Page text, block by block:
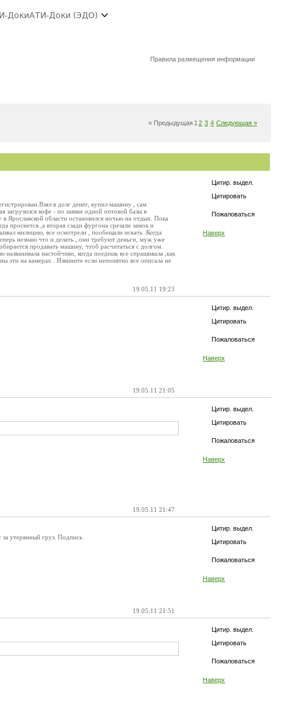
ДокиАТИ-Доки (ЭДО)
Правила размещения информации
« Предыдущая 1 2 3 4 Следующая »
Цитир. выдел.
Цитировать
Пожаловаться
Наверх
в долг денег, купил машину , сам
кофе - по заявке одной оптовой базы в
Ярославской области остановился ночью на отдых. Пока
проснется ,а вторая сзади фургона срезали замок и
милицию, все осмотрели , пообещали искать .Когда
незнаю что и делать , они требуют деньги, муж уже
продавать машину, чтоб расчитаться с долгом.
настойчиво, когда поедешь все спрашивала ,как
эти на камерах . Извините если непонятно все описала не
19.05.11 19:23
Цитир. выдел.
Цитировать
Пожаловаться
Наверх
19.05.11 21:05
Цитир. выдел.
Цитировать
Пожаловаться
Наверх
19.05.11 21:47
Цитир. выдел.
Цитировать
Пожаловаться
Наверх
утерянный груз. Подпись
19.05.11 21:51
Цитир. выдел.
Цитировать
Пожаловаться
Наверх